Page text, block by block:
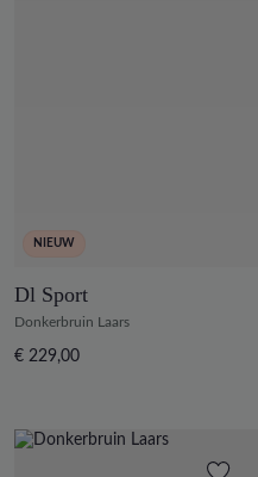
NIEUW
Dl Sport
Donkerbruin Laars
€ 229,00